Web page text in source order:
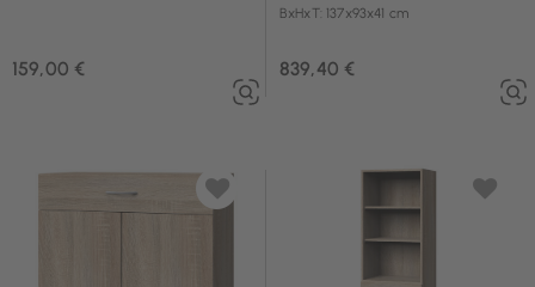
159,00 €
BxHxT: 137x93x41 cm
839,40 €